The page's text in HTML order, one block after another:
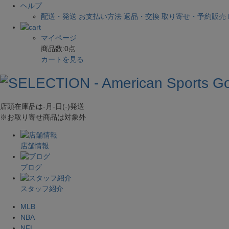
ヘルプ
配送・発送 お支払い方法 返品・交換 取り寄せ・予約販売
マイページ
商品数:0点
カートを見る
店頭在庫品は-月-日(-)発送
※お取り寄せ商品は対象外
店舗情報
ブログ
スタッフ紹介
MLB
NBA